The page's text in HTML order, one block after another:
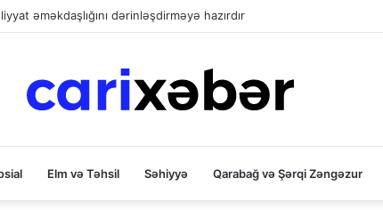
əməkdaşlığını dərinləşdirməyə hazırdır
Elm və Təhsil Səhiyyə Qarabağ və Şərqi Zəngəzur